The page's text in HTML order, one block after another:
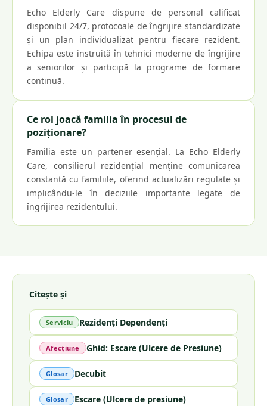
Echo Elderly Care dispune de personal calificat
disponibil 24/7, protocoale de îngrijire standardizate
și un plan individualizat pentru fiecare rezident.
Echipa este instruită în tehnici moderne de îngrijire
a seniorilor și participă la programe de formare
continuă.
Ce rol joacă familia în procesul de
poziționare?
Familia este un partener esențial. La Echo Elderly
Care, consilierul rezidențial menține comunicarea
constantă cu familiile, oferind actualizări regulate și
implicându-le în deciziile importante legate de
îngrijirea rezidentului.
Citește și
Serviciu Rezidenți Dependenți
Afecțiune Ghid: Escare (Ulcere de Presiune)
Glosar Decubit
Glosar Escare (Ulcere de presiune)